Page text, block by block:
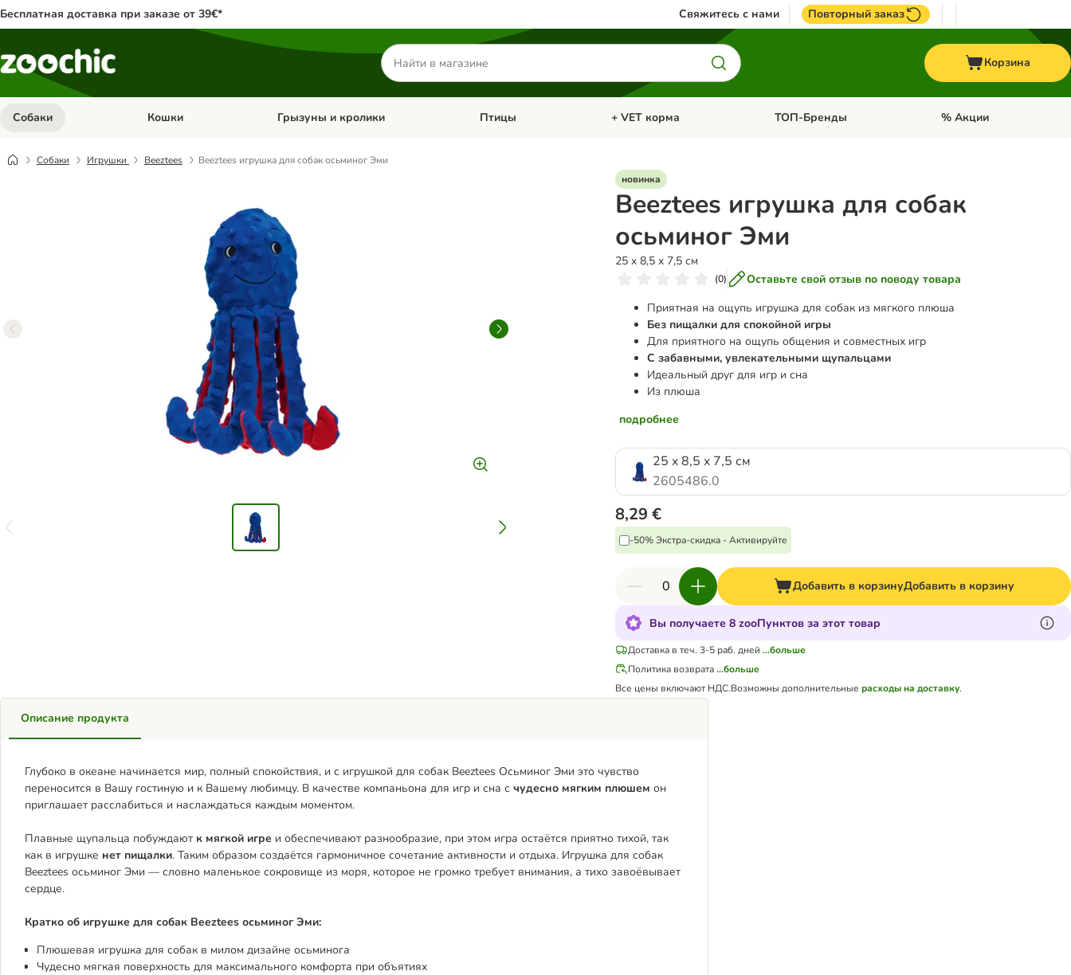
Бесплатная доставка при заказе от 39€* Свяжитесь с нами Повторный заказ
Поиск
товаров
Корзина
Собаки Откройте меню категории: Собаки
Кошки Откройте меню категории: Кошки
Грызуны и кролики Откройте меню категории: Грызуны и кролики
Птицы Откройте меню категории: Птицы
+ VET корма Откройте меню категории: + VET корма
ТОП-Бренды Откройте меню
% Акции
Собаки Игрушки Beeztees
Beeztees игрушка для собак осьминог Эми
новинка
Beeztees игрушка для собак
осьминог Эми
25 x 8,5 x 7,5 см
(0)
Оставьте свой отзыв по поводу товара
Приятная на ощупь игрушка для собак из мягкого плюша
Без пищалки для спокойной игры
Для приятного на ощупь общения и совместных игр
С забавными, увлекательными щупальцами
Идеальный друг для игр и сна
Из плюша
подробнее
25 x 8,5 x 7,5 см
2605486.0
8,29 €
-50% Экстра-скидка - Активируйте
Добавить в корзинуДобавить в корзину
Вы получаете 8 zooПунктов за этот товар
Доставка в теч. 3-5 раб. дней ...больше
Политика возврата ...больше
Все цены включают НДС.Возможны дополнительныерасходы на доставку.
Описание продукта
Глубоко в океане начинается мир, полный спокойствия, и с игрушкой для собак Beeztees Осьминог Эми это чувство
переносится в Вашу гостиную и к Вашему любимцу. В качестве компаньона для игр и сна с чудесно мягким плюшем он
приглашает расслабиться и наслаждаться каждым моментом.
Плавные щупальца побуждают к мягкой игре и обеспечивают разнообразие, при этом игра остаётся приятно тихой, так
как в игрушке нет пищалки. Таким образом создаётся гармоничное сочетание активности и отдыха. Игрушка для собак
Beeztees осьминог Эми — словно маленькое сокровище из моря, которое не громко требует внимания, а тихо завоёвывает
сердце.
Кратко об игрушке для собак Beeztees осьминог Эми:
Плюшевая игрушка для собак в милом дизайне осьминога
Чудесно мягкая поверхность для максимального комфорта при объятиях